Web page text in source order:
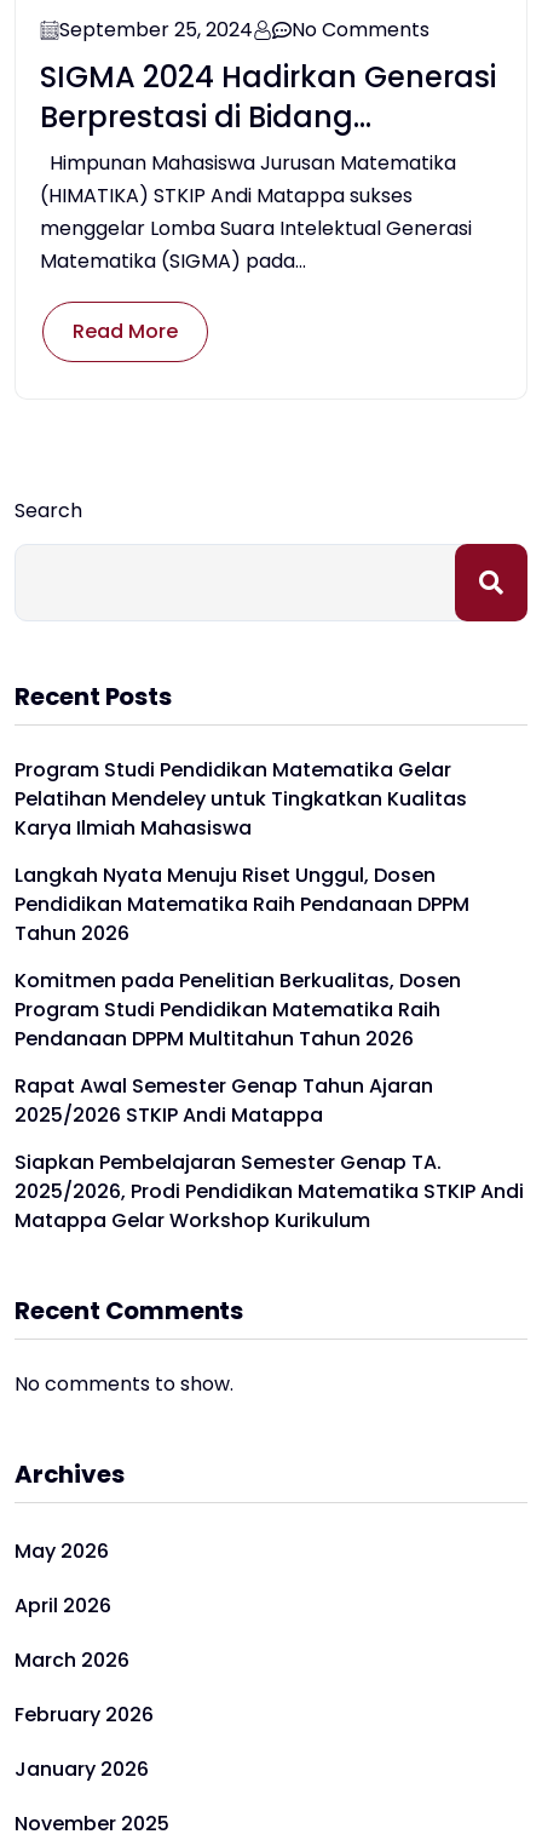
September 25, 2024 No Comments
SIGMA 2024 Hadirkan Generasi
Berprestasi di Bidang
Matematika
Himpunan Mahasiswa Jurusan Matematika
(HIMATIKA) STKIP Andi Matappa sukses
menggelar Lomba Suara Intelektual Generasi
Matematika (SIGMA) pada...
Read More
Search
Recent Posts
Program Studi Pendidikan Matematika Gelar
Pelatihan Mendeley untuk Tingkatkan Kualitas
Karya Ilmiah Mahasiswa
Langkah Nyata Menuju Riset Unggul, Dosen
Pendidikan Matematika Raih Pendanaan DPPM
Tahun 2026
Komitmen pada Penelitian Berkualitas, Dosen
Program Studi Pendidikan Matematika Raih
Pendanaan DPPM Multitahun Tahun 2026
Rapat Awal Semester Genap Tahun Ajaran
2025/2026 STKIP Andi Matappa
Siapkan Pembelajaran Semester Genap TA.
2025/2026, Prodi Pendidikan Matematika STKIP Andi
Matappa Gelar Workshop Kurikulum
Recent Comments
No comments to show.
Archives
May 2026
April 2026
March 2026
February 2026
January 2026
November 2025